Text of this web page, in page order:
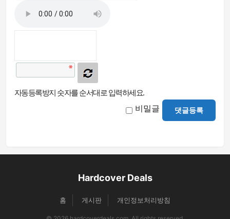
자동등록방지 숫자를 순서대로 입력하세요.
비밀글 댓글등록
Hardcover Deals
홈 게시판 개인정보처리방침